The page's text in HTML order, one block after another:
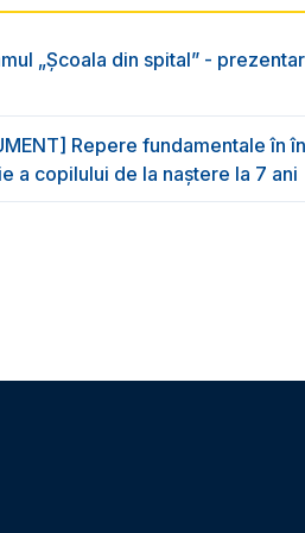
„Școala din spital” -
Repere fundamentale în
a copilului de la naștere la 7 ani